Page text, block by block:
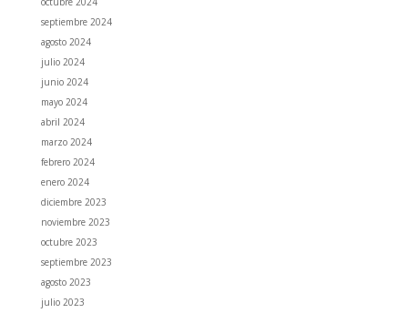
septiembre 2024
agosto 2024
julio 2024
junio 2024
mayo 2024
abril 2024
marzo 2024
febrero 2024
enero 2024
diciembre 2023
noviembre 2023
octubre 2023
septiembre 2023
agosto 2023
julio 2023